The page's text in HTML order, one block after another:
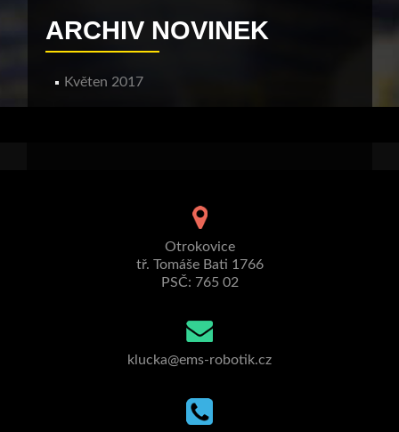
ARCHIV NOVINEK
Květen 2017
Otrokovice
tř. Tomáše Bati 1766
PSČ: 765 02
klucka@ems-robotik.cz